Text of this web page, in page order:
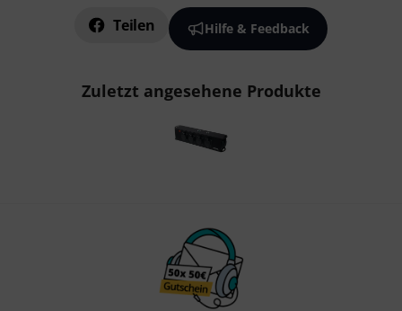
Teilen Hilfe & Feedback
Zuletzt angesehene Produkte